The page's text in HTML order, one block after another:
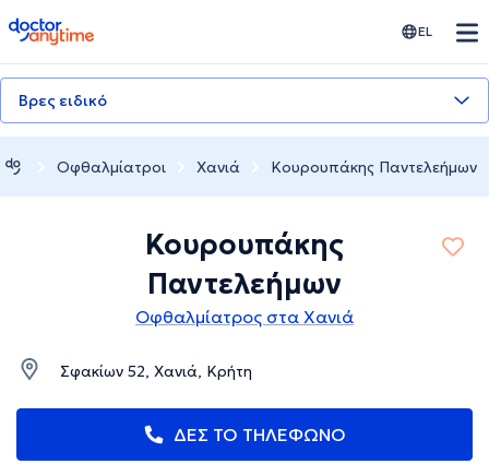
doctoranytime EL
Βρες ειδικό
Οφθαλμίατροι Χανιά Κουρουπάκης Παντελεήμων
Κουρουπάκης
Παντελεήμων
Οφθαλμίατρος στα Χανιά
Σφακίων 52, Χανιά, Κρήτη
ΔΕΣ ΤΟ ΤΗΛΕΦΩΝΟ